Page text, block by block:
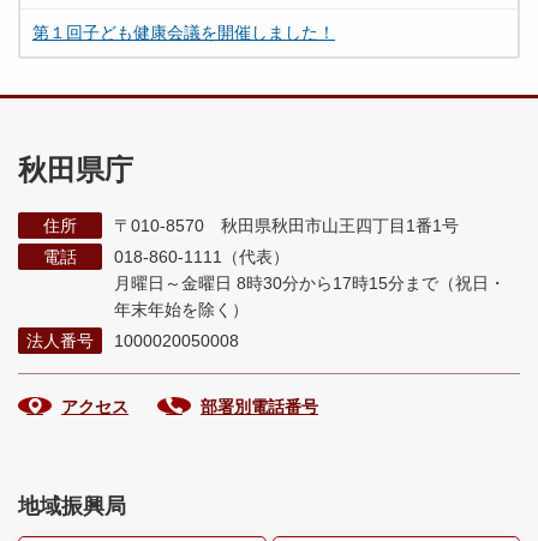
第１回子ども健康会議を開催しました！
秋田県庁
住所
〒010-8570 秋田県秋田市山王四丁目1番1号
電話
018-860-1111（代表）
月曜日～金曜日 8時30分から17時15分まで （祝日・
年末年始を除く）
法人番号
1000020050008
アクセス 部署別電話番号
地域振興局